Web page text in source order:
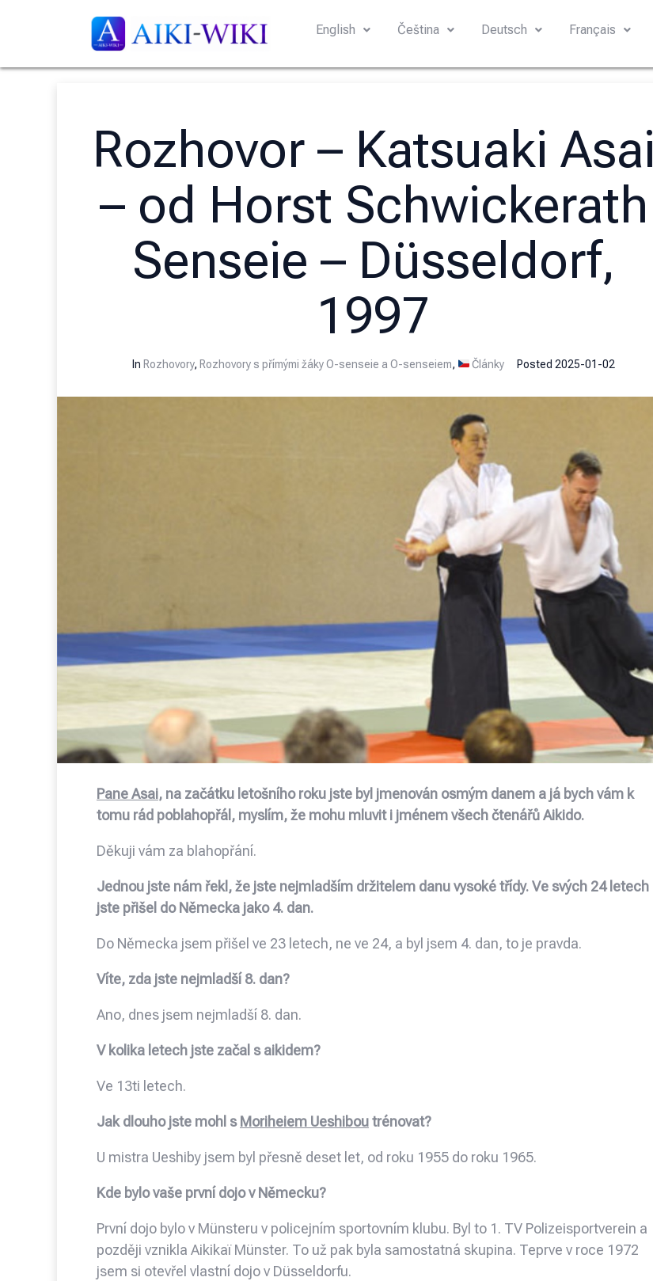
English Čeština Deutsch Français
Rozhovor – Katsuaki Asai
– od Horst Schwickerath
Senseie – Düsseldorf,
1997
In Rozhovory, Rozhovory s přímými žáky O-senseie a O-senseiem, Články Posted 2025-01-02
Pane Asai, na začátku letošního roku jste byl jmenován osmým danem a já bych vám k
tomu rád poblahopřál, myslím, že mohu mluvit i jménem všech čtenářů Aikido.
Děkuji vám za blahopřání.
Jednou jste nám řekl, že jste nejmladším držitelem danu vysoké třídy. Ve svých 24 letech
jste přišel do Německa jako 4. dan.
Do Německa jsem přišel ve 23 letech, ne ve 24, a byl jsem 4. dan, to je pravda.
Víte, zda jste nejmladší 8. dan?
Ano, dnes jsem nejmladší 8. dan.
V kolika letech jste začal s aikidem?
Ve 13ti letech.
Jak dlouho jste mohl sMoriheiem Ueshiboutrénovat?
U mistra Ueshiby jsem byl přesně deset let, od roku 1955 do roku 1965.
Kde bylo vaše první dojo v Německu?
První dojo bylo v Münsteru v policejním sportovním klubu. Byl to 1. TV Polizeisportverein a
později vznikla Aikikaï Münster. To už pak byla samostatná skupina. Teprve v roce 1972
jsem si otevřel vlastní dojo v Düsseldorfu.